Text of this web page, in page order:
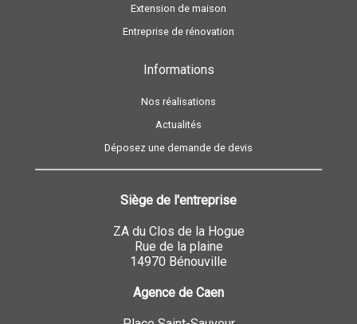
Extension de maison
Entreprise de rénovation
Informations
Nos réalisations
Actualités
Déposez une demande de devis
Siège de l'entreprise
ZA du Clos de la Hogue
Rue de la plaine
14970 Bénouville
Agence de Caen